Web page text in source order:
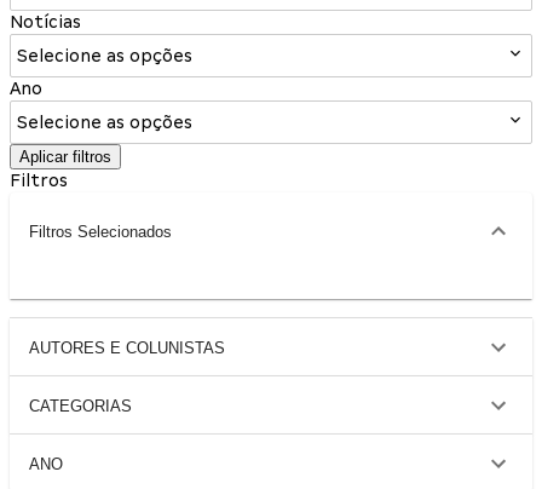
Notícias
Selecione as opções
Ano
Selecione as opções
Aplicar filtros
Filtros
Filtros Selecionados
AUTORES E COLUNISTAS
CATEGORIAS
ANO